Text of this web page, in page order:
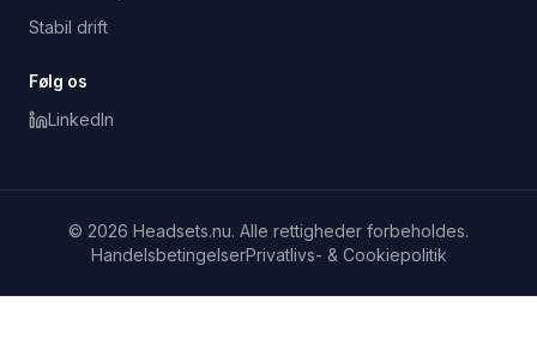
Stabil drift
Følg os
LinkedIn
© 2026 Headsets.nu. Alle rettigheder forbeholdes.
HandelsbetingelserPrivatlivs- & Cookiepolitik